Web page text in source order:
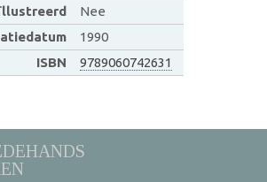
Nee
1990
ISBN
9789060742631